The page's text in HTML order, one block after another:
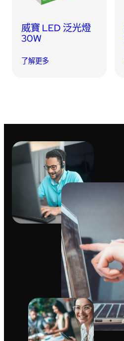
威寶 LED 泛光燈
30W
了解更多